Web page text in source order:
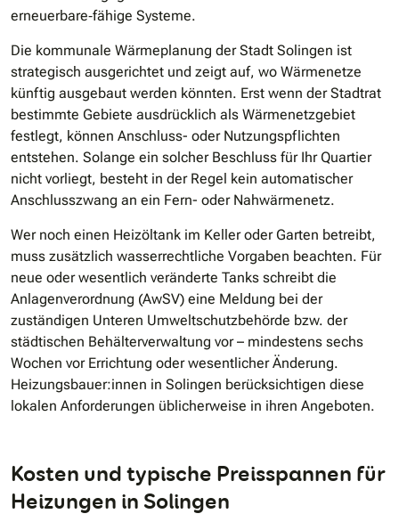
erneuerbare‐fähige Systeme.
Die kommunale Wärmeplanung der Stadt Solingen ist
strategisch ausgerichtet und zeigt auf, wo Wärmenetze
künftig ausgebaut werden könnten. Erst wenn der Stadtrat
bestimmte Gebiete ausdrücklich als Wärmenetzgebiet
festlegt, können Anschluss- oder Nutzungspflichten
entstehen. Solange ein solcher Beschluss für Ihr Quartier
nicht vorliegt, besteht in der Regel kein automatischer
Anschlusszwang an ein Fern- oder Nahwärmenetz.
Wer noch einen Heizöltank im Keller oder Garten betreibt,
muss zusätzlich wasserrechtliche Vorgaben beachten. Für
neue oder wesentlich veränderte Tanks schreibt die
Anlagenverordnung (AwSV) eine Meldung bei der
zuständigen Unteren Umweltschutzbehörde bzw. der
städtischen Behälterverwaltung vor – mindestens sechs
Wochen vor Errichtung oder wesentlicher Änderung.
Heizungsbauer:innen in Solingen berücksichtigen diese
lokalen Anforderungen üblicherweise in ihren Angeboten.
Kosten und typische Preisspannen für
Heizungen in Solingen